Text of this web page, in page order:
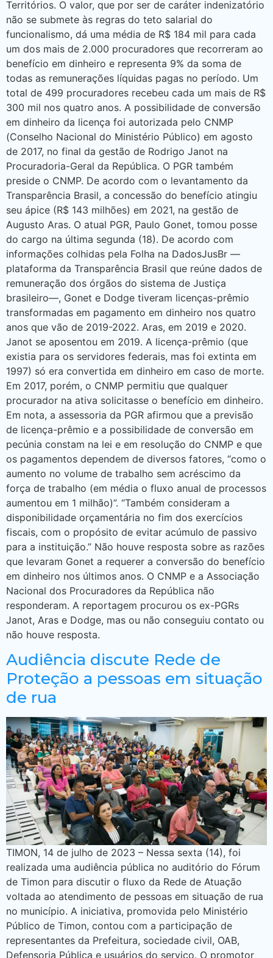
Territórios. O valor, que por ser de caráter indenizatório
não se submete às regras do teto salarial do
funcionalismo, dá uma média de R$ 184 mil para cada
um dos mais de 2.000 procuradores que recorreram ao
benefício em dinheiro e representa 9% da soma de
todas as remunerações líquidas pagas no período. Um
total de 499 procuradores recebeu cada um mais de R$
300 mil nos quatro anos. A possibilidade de conversão
em dinheiro da licença foi autorizada pelo CNMP
(Conselho Nacional do Ministério Público) em agosto
de 2017, no final da gestão de Rodrigo Janot na
Procuradoria-Geral da República. O PGR também
preside o CNMP. De acordo com o levantamento da
Transparência Brasil, a concessão do benefício atingiu
seu ápice (R$ 143 milhões) em 2021, na gestão de
Augusto Aras. O atual PGR, Paulo Gonet, tomou posse
do cargo na última segunda (18). De acordo com
informações colhidas pela Folha na DadosJusBr —
plataforma da Transparência Brasil que reúne dados de
remuneração dos órgãos do sistema de Justiça
brasileiro—, Gonet e Dodge tiveram licenças-prêmio
transformadas em pagamento em dinheiro nos quatro
anos que vão de 2019-2022. Aras, em 2019 e 2020.
Janot se aposentou em 2019. A licença-prêmio (que
existia para os servidores federais, mas foi extinta em
1997) só era convertida em dinheiro em caso de morte.
Em 2017, porém, o CNMP permitiu que qualquer
procurador na ativa solicitasse o benefício em dinheiro.
Em nota, a assessoria da PGR afirmou que a previsão
de licença-prêmio e a possibilidade de conversão em
pecúnia constam na lei e em resolução do CNMP e que
os pagamentos dependem de diversos fatores, “como o
aumento no volume de trabalho sem acréscimo da
força de trabalho (em média o fluxo anual de processos
aumentou em 1 milhão)”. “Também consideram a
disponibilidade orçamentária no fim dos exercícios
fiscais, com o propósito de evitar acúmulo de passivo
para a instituição.” Não houve resposta sobre as razões
que levaram Gonet a requerer a conversão do benefício
em dinheiro nos últimos anos. O CNMP e a Associação
Nacional dos Procuradores da República não
responderam. A reportagem procurou os ex-PGRs
Janot, Aras e Dodge, mas ou não conseguiu contato ou
não houve resposta.
Audiência discute Rede de
Proteção a pessoas em situação
de rua
TIMON, 14 de julho de 2023 – Nessa sexta (14), foi
realizada uma audiência pública no auditório do Fórum
de Timon para discutir o fluxo da Rede de Atuação
voltada ao atendimento de pessoas em situação de rua
no município. A iniciativa, promovida pelo Ministério
Público de Timon, contou com a participação de
representantes da Prefeitura, sociedade civil, OAB,
Defensoria Pública e usuários do serviço. O promotor